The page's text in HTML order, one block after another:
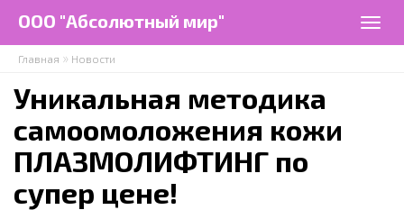
ООО "Абсолютный мир"
Главная » Новости
Уникальная методика
самоомоложения кожи
ПЛАЗМОЛИФТИНГ по
супер цене!